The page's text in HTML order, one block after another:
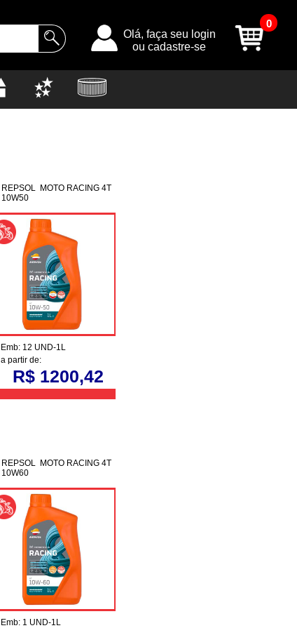
Olá, faça seu login
ou cadastre-se
0
REPSOL MOTO RACING 4T
10W50
Emb: 12 UND-1L
a partir de:
R$ 1200,42
REPSOL MOTO RACING 4T
10W60
Emb: 1 UND-1L